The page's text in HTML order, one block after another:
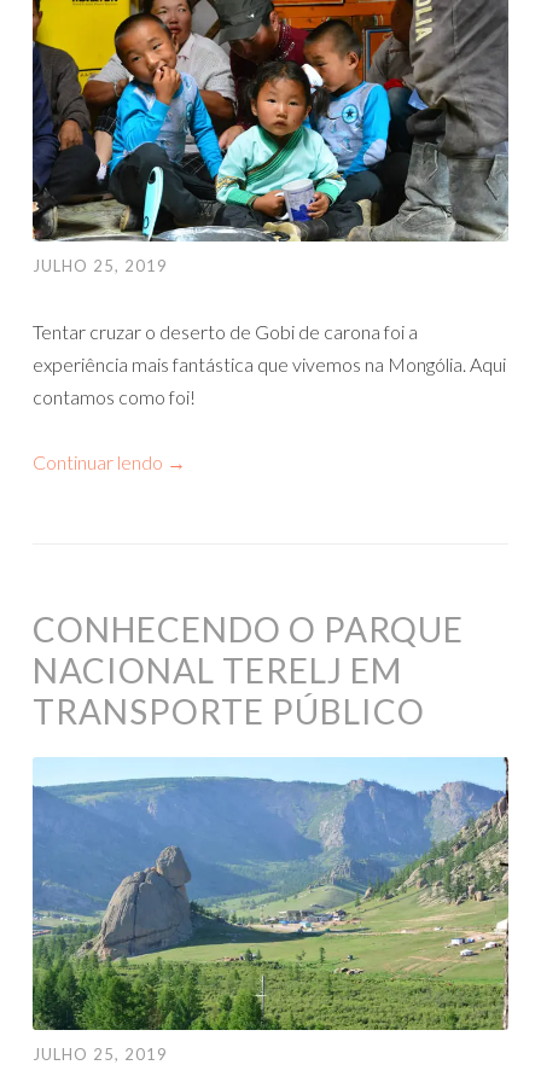
JULHO 25, 2019
Tentar cruzar o deserto de Gobi de carona foi a
experiência mais fantástica que vivemos na Mongólia. Aqui
contamos como foi!
Continuar lendo →
CONHECENDO O PARQUE
NACIONAL TERELJ EM
TRANSPORTE PÚBLICO
JULHO 25, 2019